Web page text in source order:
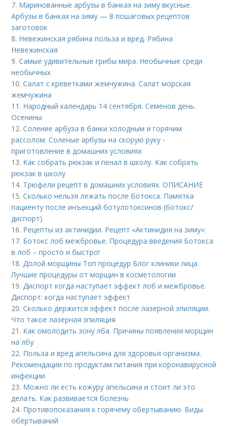
7. Маринованные арбузы в банках на зиму вкусные.
Арбузы в банках на зиму — 8 пошаговых рецептов
заготовок
8. Невежинская рябина польза и вред. Рябина
Невежинская
9.Самые удивительные грибы мира. Необычные среди
необычных
10.Салат с креветками жемчужина. Салат морская
жемчужина
11. Народный календарь 14 сентября. Семёнов день.
Осенины
12.Соление арбуза в банки холодным и горячим
рассолом. Соленые арбузы на скорую руку -
приготовление в домашних условиях
13. Как собрать рюкзак и пенал в школу. Как собрать
рюкзак в школу
14. Трюфели рецепт в домашних условиях. ОПИСАНИЕ
15.Сколько нельзя лежать после ботокса. Памятка
пациенту после инъекций ботулотоксинов (ботокс/
диспорт)
16. Рецепты из актинидии. Рецепт «Актинидия на зиму»:
17. Ботокс лоб межбровье. Процедура введения Ботокса
в лоб – просто и быстро!
18.Долой морщины Топ процедур Блог клиники лица.
Лучшие процедуры от морщин в косметологии
19.Диспорт когда наступает эффект лоб и межбровье.
Диспорт: когда наступает эффект
20.Сколько держится эффект после лазерной эпиляции.
Что такое лазерная эпиляция
21. Как омолодить зону лба. Причины появления морщин
на лбу
22. Польза и вред апельсина для здоровья организма.
Рекомендации по продуктам питания при коронавирусной
инфекции
23. Можно ли есть кожуру апельсина и стоит ли это
делать. Как развивается болезнь
24. Противопоказания к горячему обертыванию. Виды
обёртываний